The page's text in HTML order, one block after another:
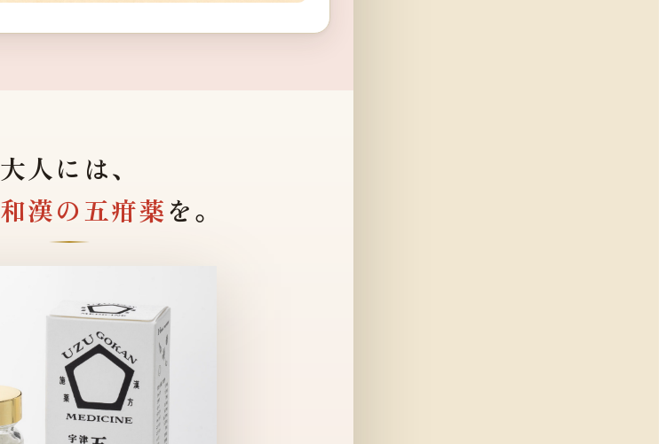
大人には、
和漢の五疳薬を。